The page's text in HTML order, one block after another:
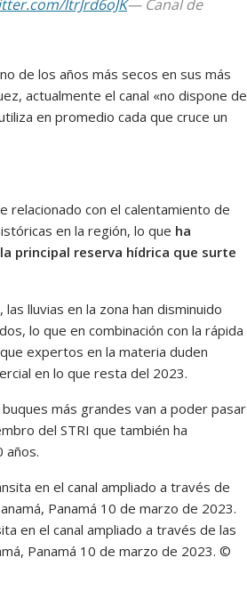
ltrJrd6oJK— Canal de
de los años más secos en sus más
actualmente el canal «no dispone de
en promedio cada que cruce un
relacionado con el calentamiento de
en la región, lo que ha
principal reserva hídrica que surte
lluvias en la zona han disminuido
lo que en combinación con la rápida
expertos en la materia duden
en lo que resta del 2023.
más grandes van a poder pasar
del STRI que también ha
años.
en el canal ampliado a través de las
Panamá 10 de marzo de 2023. ©